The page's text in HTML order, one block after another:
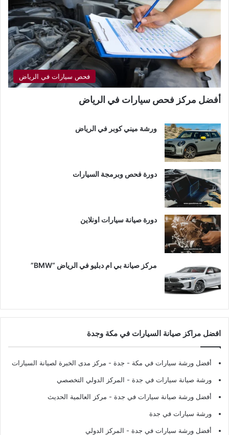
فحص سيارات في الرياض
أفضل مركز فحص سيارات في الرياض
ورشة ميني كوبر في الرياض
دورة فحص وبرمجة السيارات
دورة صيانة سيارات اونلاين
مركز صيانة بي ام دبليو في الرياض “BMW”
افضل مراكز صيانة السيارات في مكة وجدة
أفضل ورشة سيارات في مكة - جدة - مركز مدى الخبرة لصيانة السيارات
ورشة صيانة سيارات في جدة - المركز الدولي التخصصي
أفضل ورشة صيانة سيارات في جدة - مركز العالمية الحديث
ورشة سيارات في جدة
أفضل ورشة سيارات في جدة - المركز الدولي